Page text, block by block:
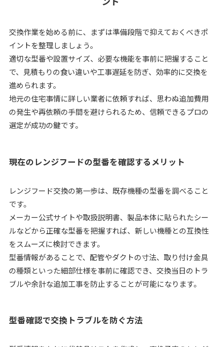
交換作業を始める前に、まずは準備段階で抑えておくべきポ
イントを整理しましょう。
適切な型番や設置サイズ、必要な機能を事前に把握すること
で、見積もりの食い違いや工事遅延を防ぎ、効率的に交換を
進められます。
地元の住宅事情に詳しい業者に依頼すれば、思わぬ追加費用
の発生や再依頼の手間を避けられるため、信頼できるプロの
選定が成功の鍵です。
現在のレンジフードの型番を確認するメリット
レンジフード交換の第一歩は、既存機種の型番を調べること
です。
メーカー公式サイトや取扱説明書、製品本体に貼られたシー
ルなどから正確な型番を把握すれば、新しい機種との互換性
をスムーズに検討できます。
型番情報があることで、配管やダクトの寸法、取り付け金具
の種類といった細部仕様を事前に確認でき、交換当日のトラ
ブルや余計な追加工事を防止することが可能になります。
型番確認で交換トラブルを防ぐ方法